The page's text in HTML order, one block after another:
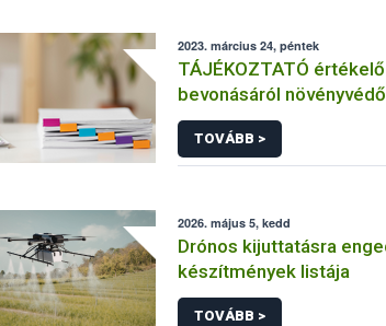
2023. március 24, péntek
TÁJÉKOZTATÓ
bevonásáról
hatóanyag és
engedélyezésére,
engedély
TOVÁBB >
2026. május 5, kedd
Drónos kijuttatásra
készítmények listája
TOVÁBB >